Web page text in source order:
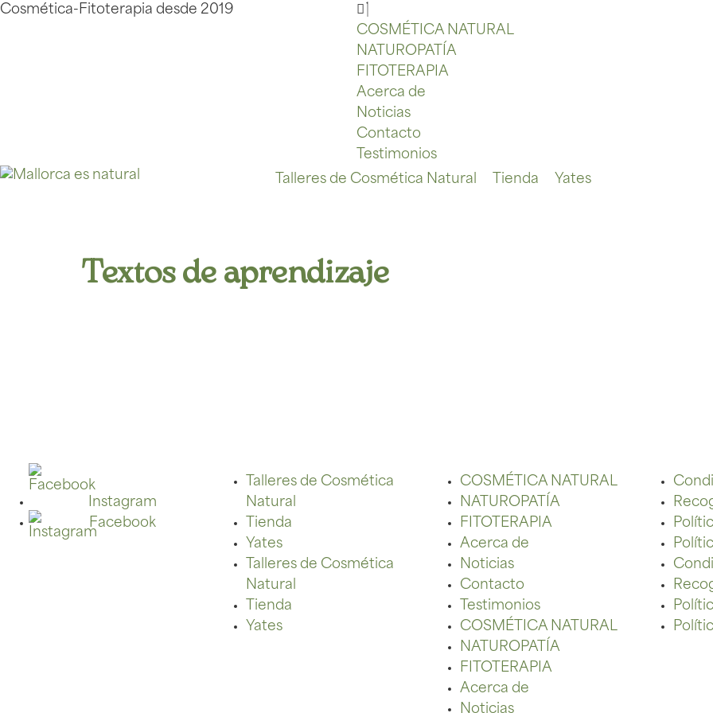
Cosmética-Fitoterapia desde 2019
COSMÉTICA NATURAL
NATUROPATÍA
FITOTERAPIA
Acerca de
Noticias
Contacto
Testimonios
Talleres de Cosmética Natural Tienda Yates
Textos de aprendizaje
Instagram
Facebook
Talleres de Cosmética
Natural
Tienda
Yates
Talleres de Cosmética
Natural
Tienda
Yates
COSMÉTICA NATURAL
NATUROPATÍA
FITOTERAPIA
Acerca de
Noticias
Contacto
Testimonios
COSMÉTICA NATURAL
NATUROPATÍA
FITOTERAPIA
Acerca de
Noticias